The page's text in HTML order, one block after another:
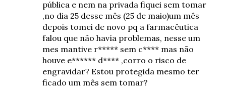
pública e nem na privada fiquei sem tomar
,no dia 25 desse mês (25 de maio)um mês
depois tomei de novo pq a farmacêutica
falou que não havía problemas, nesse um
mes mantive r***** sem c**** mas não
houve e****** d**** ,corro o risco de
engravidar? Estou protegida mesmo ter
ficado um mês sem tomar?